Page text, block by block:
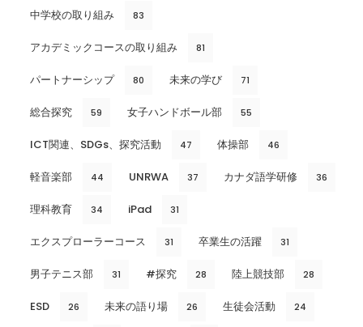
中学校の取り組み 83
アカデミックコースの取り組み 81
パートナーシップ 80 未来の学び 71
総合探究 59 女子ハンドボール部 55
ICT関連、SDGs、探究活動 47 体操部 46
軽音楽部 44 UNRWA 37 カナダ語学研修 36
理科教育 34 iPad 31
エクスプローラーコース 31 卒業生の活躍 31
男子テニス部 31 #探究 28 陸上競技部 28
ESD 26 未来の語り場 26 生徒会活動 24